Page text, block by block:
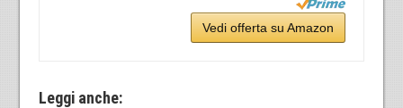
Vedi offerta su Amazon
Leggi anche: